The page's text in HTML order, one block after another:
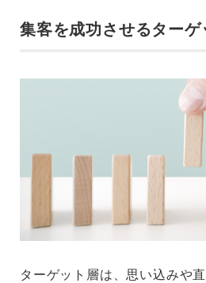
集客を成功させるター
ターゲット層は、思い込みや